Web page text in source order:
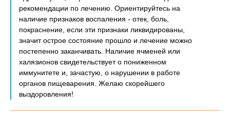
рекомендации по лечению. Ориентируйтесь на
наличие признаков воспаления - отек, боль,
покраснение, если эти признаки ликвидированы,
значит острое состояние прошло и лечение можно
постепенно заканчивать. Наличие ячменей или
халязионов свидетельствует о пониженном
иммунитете и, зачастую, о нарушении в работе
органов пищеварения. Желаю скорейшего
выздоровления!